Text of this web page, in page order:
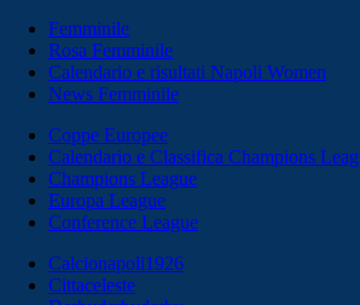
Femminile
Rosa Femminile
Calendario e risultati Napoli Women
News Femminile
Coppe Europee
Calendario e Classifica Champions
Champions League
Europa League
Conference League
Calcionapoli1926
Cittaceleste